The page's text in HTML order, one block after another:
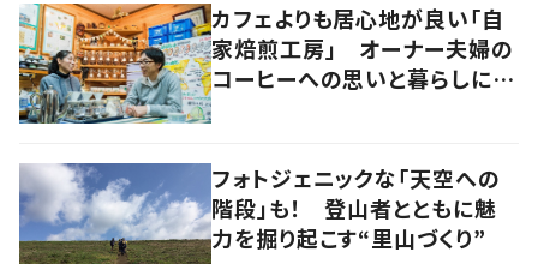
カフェよりも居心地が良い「自
家焙煎工房」 オーナー夫婦の
コーヒーへの思いと暮らしに迫
フォトジェニックな「天空への
階段」も！ 登山者とともに魅
力を掘り起こす“里山づくり”